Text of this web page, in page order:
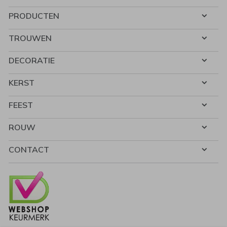
PRODUCTEN
TROUWEN
DECORATIE
KERST
FEEST
ROUW
CONTACT